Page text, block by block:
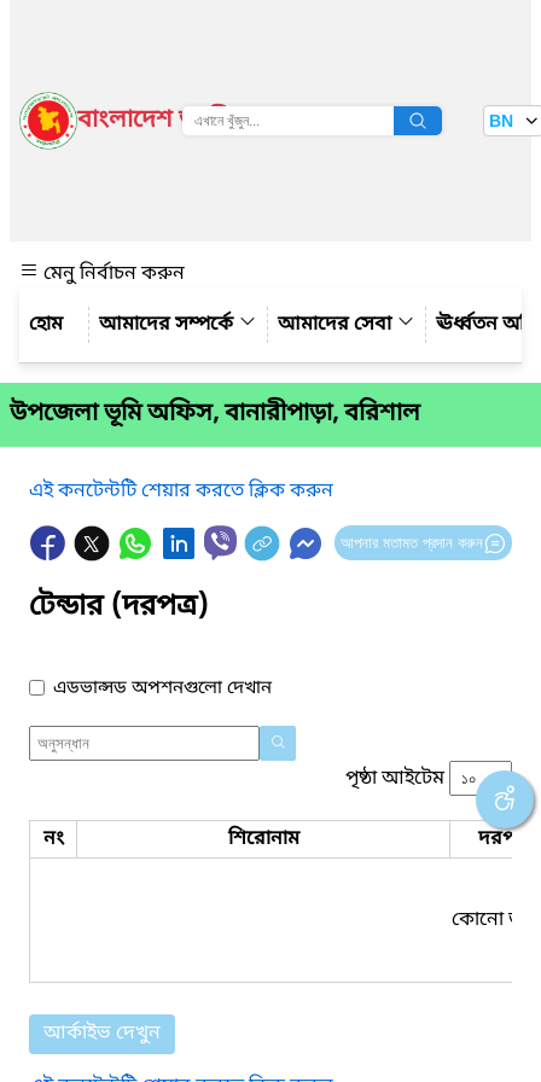
বাংলাদেশ জাতীয় তথ্য বাতায়ন BN
মেনু নির্বাচন করুন
আমাদের সম্পর্কে
আমাদের সেবা ঊর্ধ্বতন
উপজেলা ভূমি অফিস, বানারীপাড়া, বরিশাল
এই কনটেন্টটি শেয়ার করতে ক্লিক করুন
আপনার মতামত প্রদান করুন
টেন্ডার (দরপত্র)
এডভান্সড অপশনগুলো দেখান
পৃষ্ঠা আইটেম
নং শিরোনাম দরপত্র
কোনো তথ্য
আর্কাইভ দেখুন